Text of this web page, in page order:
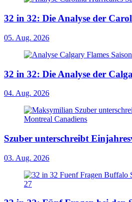
32 in 32: Die Analyse der
05. Aug. 2026
32 in 32: Die Analyse der
04. Aug. 2026
Szuber unterschreibt
03. Aug. 2026